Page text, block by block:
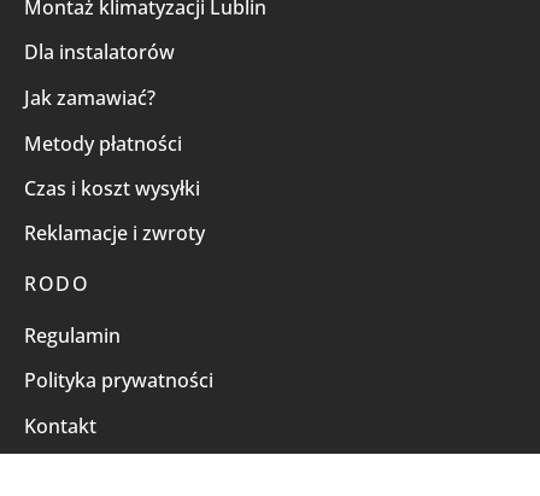
Montaż klimatyzacji Lublin
Dla instalatorów
Jak zamawiać?
Metody płatności
Czas i koszt wysyłki
Reklamacje i zwroty
RODO
Regulamin
Polityka prywatności
Kontakt